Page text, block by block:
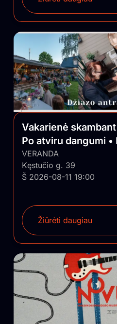
Vakarienė
Po atviru dangumi •
VERANDA
Kęstučio g. 39
Š 2026-08-11 19:00
Žiūrėti daugiau